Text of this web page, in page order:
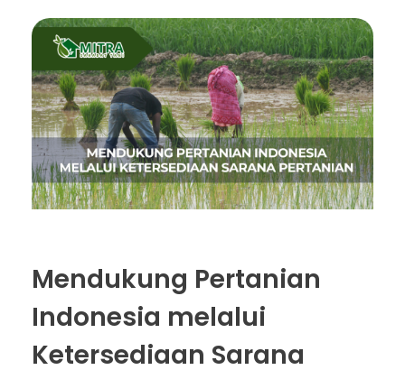
Mendukung Pertanian
Indonesia melalui
Ketersediaan Sarana